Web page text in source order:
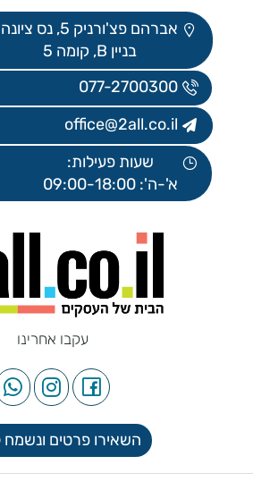
אברהם פצ'ורניק 5, נס ציונה
בניין B, קומה 5
077-2700300
office@2all.co.il
שעות פעילות:
א'-ה': 09:00-18:00
עקבו אחרינו
השאירו פרטים ונשמח